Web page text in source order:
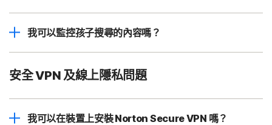
我可以監控孩子搜尋的內容嗎？
安全 VPN 及線上隱私問題
我可以在裝置上安裝 Norton Secure VPN 嗎？